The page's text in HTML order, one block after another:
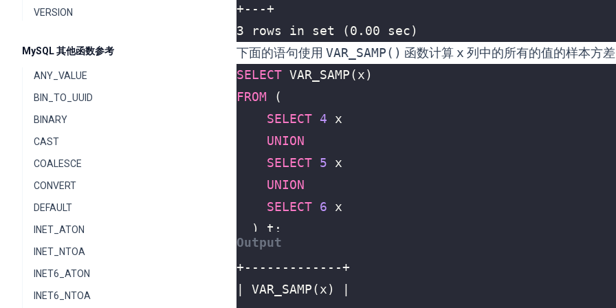
VERSION
MySQL 其他函数参考
ANY_VALUE
BIN_TO_UUID
BINARY
CAST
COALESCE
CONVERT
DEFAULT
INET_ATON
INET_NTOA
INET6_ATON
INET6_NTOA
3 rows in set (0.00 sec)
下面的语句使用 VAR_SAMP() 函数计算 x 列中的所有的值的样本方
SELECT VAR_SAMP(x)
FROM
(
SELECT 4
x
UNION
SELECT 5
x
UNION
SELECT 6
x
)
t ;